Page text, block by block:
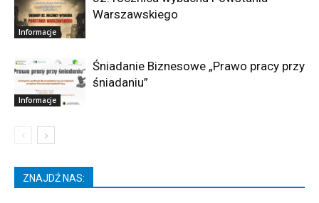
Informacje
Warszawskiego
Informacje
Śniadanie Biznesowe „Prawo pracy przy
śniadaniu”
ZNAJDŹ NAS: